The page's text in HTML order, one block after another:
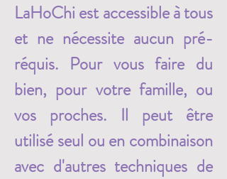
LaHoChi est accessible à tous
et ne nécessite aucun pré-
réquis. Pour vous faire du
bien, pour votre famille, ou
vos proches. Il peut être
utilisé seul ou en combinaison
avec d'autres techniques de